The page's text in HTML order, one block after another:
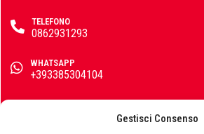
Gestisci Consenso
TELEFONO
0862931293
WHATSAPP
+393385304104
info@emporiomarini.com
IsoKalor
Karcher